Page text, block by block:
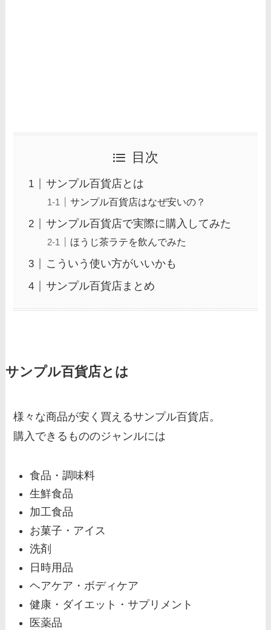
目次
サンプル百貨店とは
サンプル百貨店はなぜ安いの？
サンプル百貨店で実際に購入してみた
ほうじ茶ラテを飲んでみた
こういう使い方がいいかも
サンプル百貨店まとめ
サンプル百貨店とは
様々な商品が安く買えるサンプル百貨店。
購入できるもののジャンルには
食品・調味料
生鮮食品
加工食品
お菓子・アイス
洗剤
日時用品
ヘアケア・ボディケア
健康・ダイエット・サプリメント
医薬品